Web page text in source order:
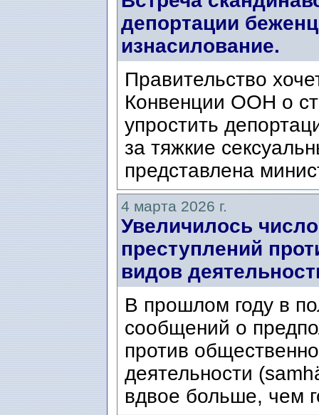
депортации
изнасилование.
Правительство
Конвенции ООН о
упростить
за тяжкие
представлена
4 марта 2026 г.
Увеличилось
преступлений
видов
В прошлом году в
сообщений о
против
деятельности
вдвое больше, чем